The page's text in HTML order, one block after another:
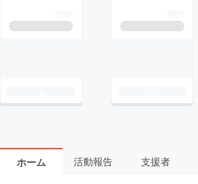
ホーム 活動報告 支援者